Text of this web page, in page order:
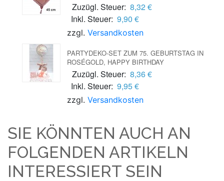
Zuzügl. Steuer: 8,32 €
Inkl. Steuer: 9,90 €
zzgl. Versandkosten
PARTYDEKO-SET ZUM 75. GEBURTSTAG IN
ROSÉGOLD, HAPPY BIRTHDAY
Zuzügl. Steuer: 8,36 €
Inkl. Steuer: 9,95 €
zzgl. Versandkosten
SIE KÖNNTEN AUCH AN
FOLGENDEN ARTIKELN
INTERESSIERT SEIN